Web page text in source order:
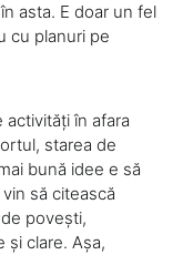
asta. E doar un fel
cu planuri pe
activități în afara
starea de
bună idee e să
să citească
povești,
și clare. Așa,